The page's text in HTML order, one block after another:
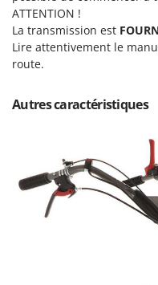
Ribimex
Ripartrak
Ritter
River Systems
Rover Pompe
Royal Food
Ryobi
ATTENTION !
La transmission est
Lire attentivement le
route.
Autres caractéristiques